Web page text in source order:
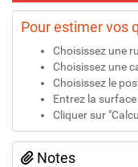
Pour estimer vos
Choisissez une
Choisissez une
Choisissez le
Entrez la
Cliquer sur
Notes